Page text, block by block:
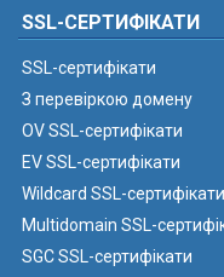
SSL-СЕРТИФІКАТИ
SSL-сертифікати
З перевіркою домену
OV SSL-сертифікати
EV SSL-сертифікати
Wildcard SSL-сертифікати
Multidomain SSL-
SGC SSL-сертифікати